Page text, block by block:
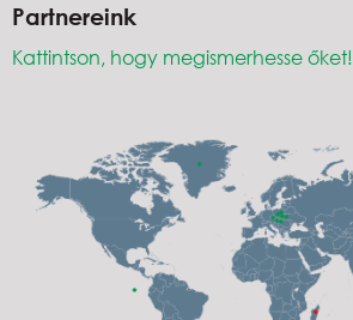
Partnereink
Kattintson, hogy megismerhesse őket!